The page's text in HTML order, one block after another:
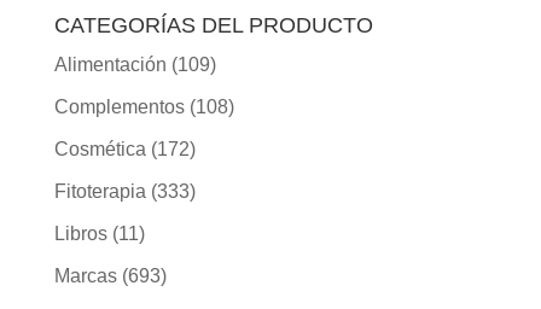
CATEGORÍAS DEL PRODUCTO
Alimentación (109)
Complementos (108)
Cosmética (172)
Fitoterapia (333)
Libros (11)
Marcas (693)